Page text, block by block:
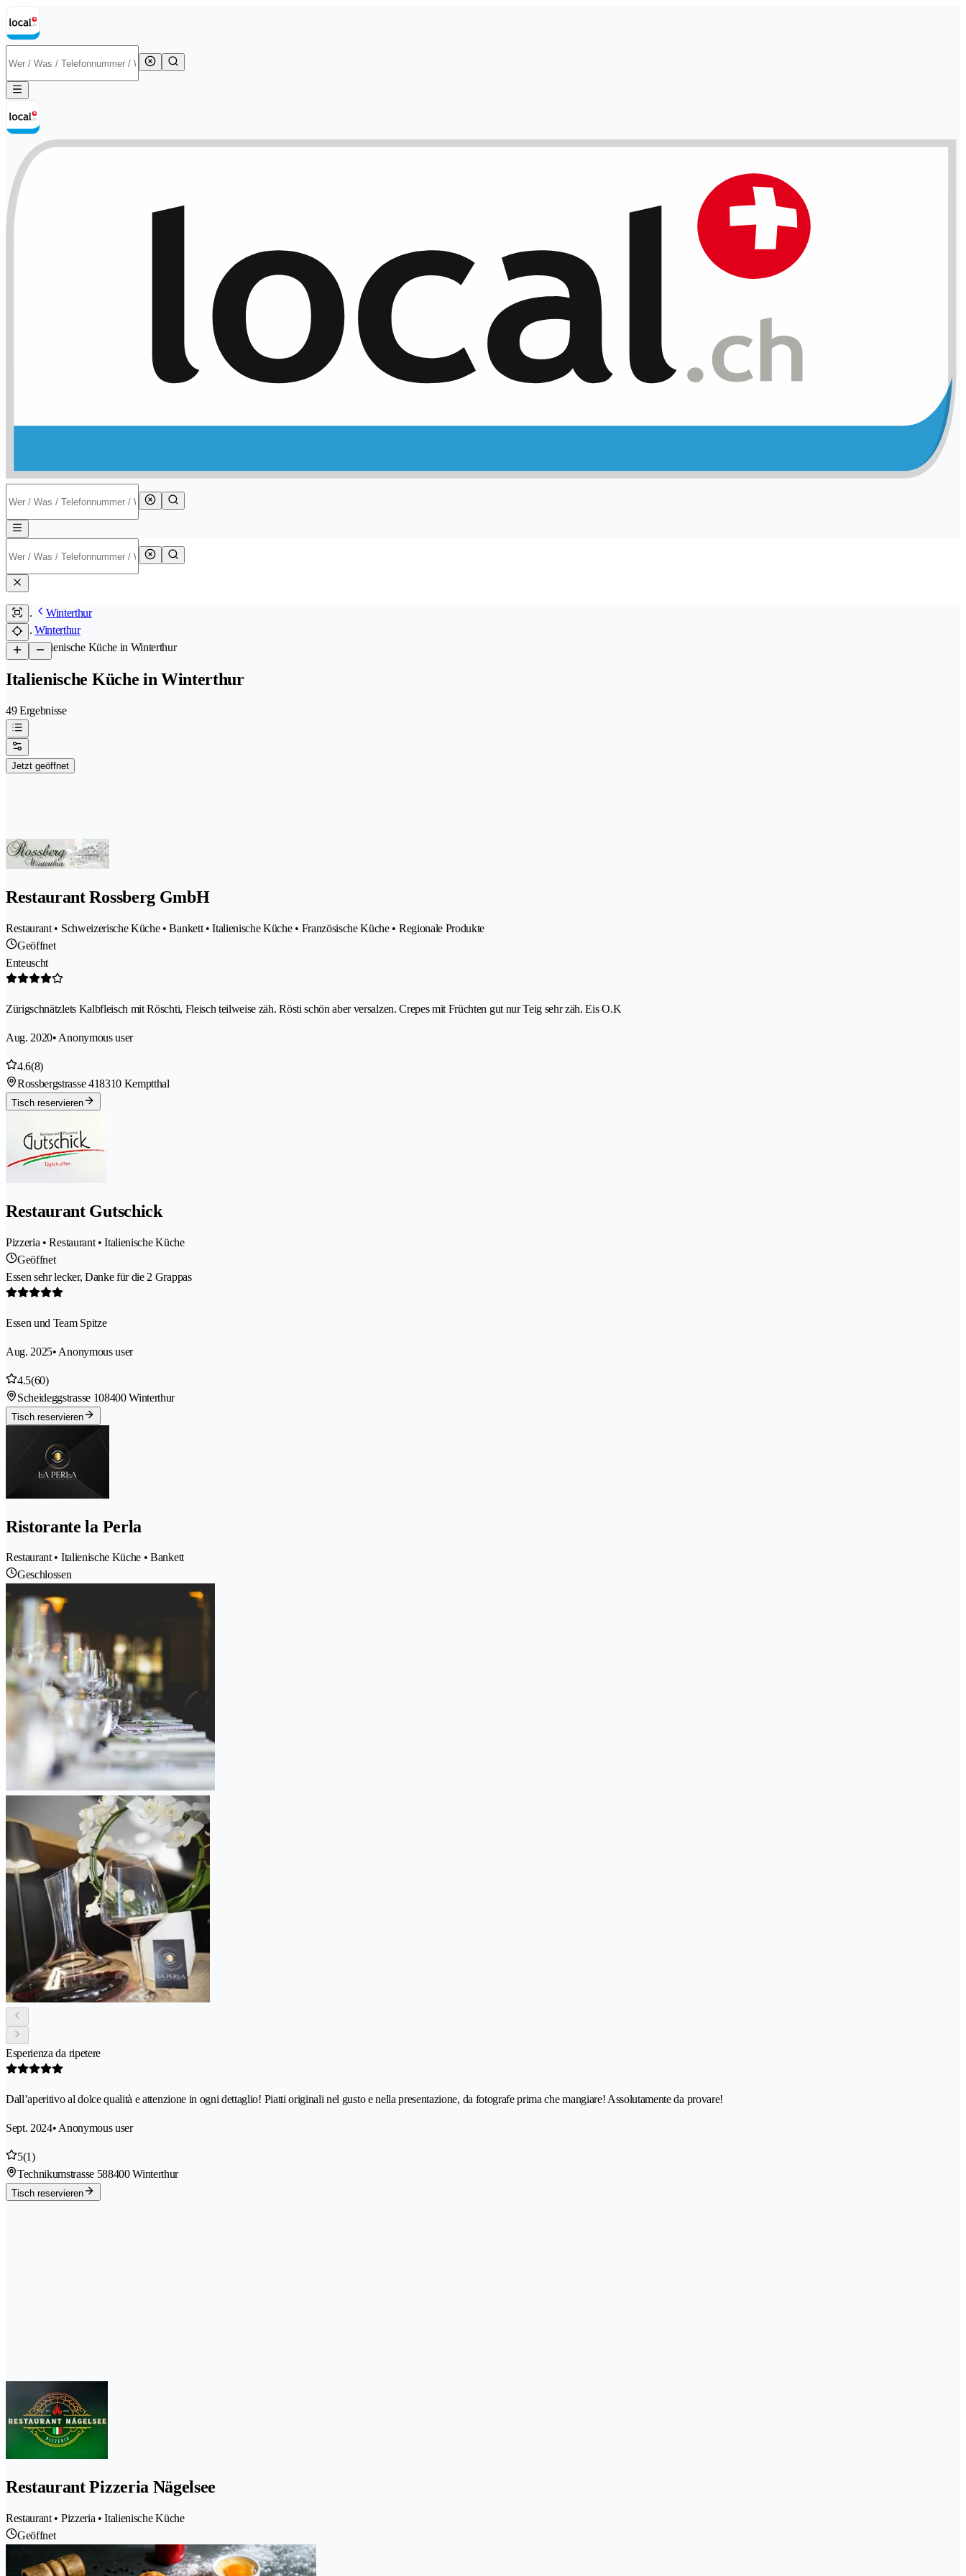
Winterthur
Winterthur
/Italienische Küche in Winterthur
Italienische Küche in Winterthur
49 Ergebnisse
Jetzt geöffnet
Restaurant Rossberg GmbH
Restaurant • Schweizerische Küche • Bankett • Italienische Küche • Französische Küche • Regionale Produkte
Geöffnet
Enteuscht
Zürigschnätzlets Kalbfleisch mit Röschti, Fleisch teilweise zäh. Rösti schön aber versalzen. Crepes mit Früchten gut nur Teig sehr zäh. Eis O.K
Aug. 2020• Anonymous user
4.6(8)
Rossbergstrasse 418310 Kemptthal
Tisch reservieren
Restaurant Gutschick
Pizzeria • Restaurant • Italienische Küche
Geöffnet
Essen sehr lecker, Danke für die 2 Grappas
Essen und Team Spitze
Aug. 2025• Anonymous user
4.5(60)
Scheideggstrasse 108400 Winterthur
Tisch reservieren
Ristorante la Perla
Restaurant • Italienische Küche • Bankett
Geschlossen
Esperienza da ripetere
Dall’aperitivo al dolce qualità e attenzione in ogni dettaglio! Piatti originali nel gusto e nella presentazione, da fotografe prima che mangiare! Assolutamente da provare!
Sept. 2024• Anonymous user
5(1)
Technikumstrasse 588400 Winterthur
Tisch reservieren
Restaurant Pizzeria Nägelsee
Restaurant • Pizzeria • Italienische Küche
Geöffnet